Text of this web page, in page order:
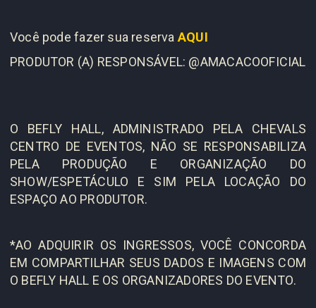
Você pode fazer sua reserva AQUI
PRODUTOR (A) RESPONSÁVEL: @AMACACOOFICIAL
O BEFLY HALL, ADMINISTRADO PELA CHEVALS
CENTRO DE EVENTOS, NÃO SE RESPONSABILIZA
PELA PRODUÇÃO E ORGANIZAÇÃO DO
SHOW/ESPETÁCULO E SIM PELA LOCAÇÃO DO
ESPAÇO AO PRODUTOR.
*AO ADQUIRIR OS INGRESSOS, VOCÊ CONCORDA
EM COMPARTILHAR SEUS DADOS E IMAGENS COM
O BEFLY HALL E OS ORGANIZADORES DO EVENTO.